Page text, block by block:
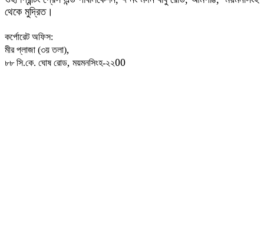
থেকে মুদ্রিত।
কর্পোরেট অফিস:
মীর প্লাজা (৩য় তলা),
৮৮ সি.কে. ঘোষ রোড, ময়মনসিংহ-২২00